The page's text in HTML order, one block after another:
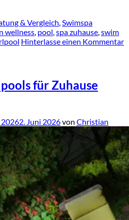
& Vergleich Swimspa
wellness pool spa zuhause swim
Hinterlasse einen Kommentar
für Zuhause
2. Juni 2026von Christian